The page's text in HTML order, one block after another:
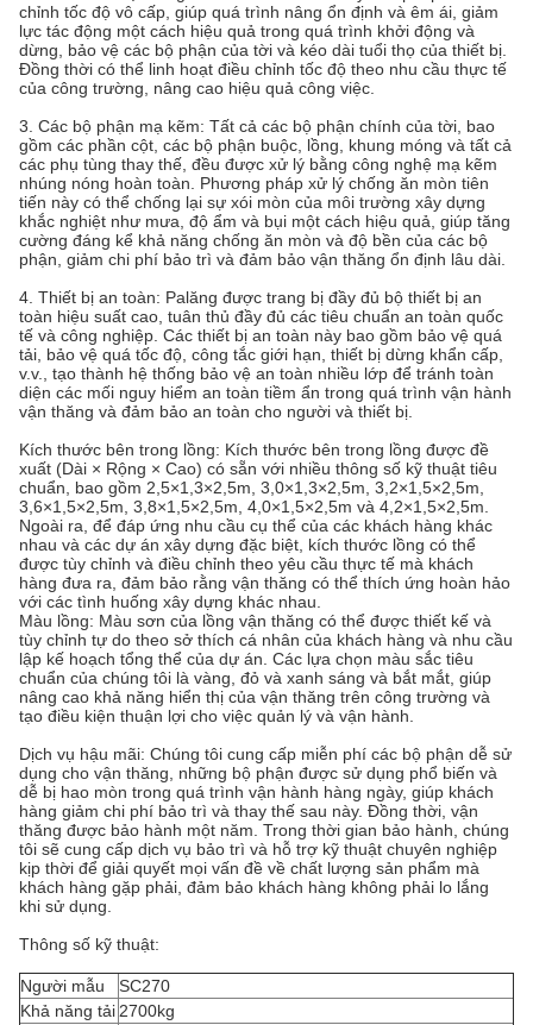
chỉnh tốc độ vô cấp, giúp quá trình nâng ổn định và êm ái, giảm
lực tác động một cách hiệu quả trong quá trình khởi động và
dừng, bảo vệ các bộ phận của tời và kéo dài tuổi thọ của thiết bị.
Đồng thời có thể linh hoạt điều chỉnh tốc độ theo nhu cầu thực tế
của công trường, nâng cao hiệu quả công việc.
3. Các bộ phận mạ kẽm: Tất cả các bộ phận chính của tời, bao
gồm các phần cột, các bộ phận buộc, lồng, khung móng và tất cả
các phụ tùng thay thế, đều được xử lý bằng công nghệ mạ kẽm
nhúng nóng hoàn toàn. Phương pháp xử lý chống ăn mòn tiên
tiến này có thể chống lại sự xói mòn của môi trường xây dựng
khắc nghiệt như mưa, độ ẩm và bụi một cách hiệu quả, giúp tăng
cường đáng kể khả năng chống ăn mòn và độ bền của các bộ
phận, giảm chi phí bảo trì và đảm bảo vận thăng ổn định lâu dài.
4. Thiết bị an toàn: Palăng được trang bị đầy đủ bộ thiết bị an
toàn hiệu suất cao, tuân thủ đầy đủ các tiêu chuẩn an toàn quốc
tế và công nghiệp. Các thiết bị an toàn này bao gồm bảo vệ quá
tải, bảo vệ quá tốc độ, công tắc giới hạn, thiết bị dừng khẩn cấp,
v.v., tạo thành hệ thống bảo vệ an toàn nhiều lớp để tránh toàn
diện các mối nguy hiểm an toàn tiềm ẩn trong quá trình vận hành
vận thăng và đảm bảo an toàn cho người và thiết bị.
Kích thước bên trong lồng: Kích thước bên trong lồng được đề
xuất (Dài × Rộng × Cao) có sẵn với nhiều thông số kỹ thuật tiêu
chuẩn, bao gồm 2,5×1,3×2,5m, 3,0×1,3×2,5m, 3,2×1,5×2,5m,
3,6×1,5×2,5m, 3,8×1,5×2,5m, 4,0×1,5×2,5m và 4,2×1,5×2,5m.
Ngoài ra, để đáp ứng nhu cầu cụ thể của các khách hàng khác
nhau và các dự án xây dựng đặc biệt, kích thước lồng có thể
được tùy chỉnh và điều chỉnh theo yêu cầu thực tế mà khách
hàng đưa ra, đảm bảo rằng vận thăng có thể thích ứng hoàn hảo
với các tình huống xây dựng khác nhau.
Màu lồng: Màu sơn của lồng vận thăng có thể được thiết kế và
tùy chỉnh tự do theo sở thích cá nhân của khách hàng và nhu cầu
lập kế hoạch tổng thể của dự án. Các lựa chọn màu sắc tiêu
chuẩn của chúng tôi là vàng, đỏ và xanh sáng và bắt mắt, giúp
nâng cao khả năng hiển thị của vận thăng trên công trường và
tạo điều kiện thuận lợi cho việc quản lý và vận hành.
Dịch vụ hậu mãi: Chúng tôi cung cấp miễn phí các bộ phận dễ sử
dụng cho vận thăng, những bộ phận được sử dụng phổ biến và
dễ bị hao mòn trong quá trình vận hành hàng ngày, giúp khách
hàng giảm chi phí bảo trì và thay thế sau này. Đồng thời, vận
thăng được bảo hành một năm. Trong thời gian bảo hành, chúng
tôi sẽ cung cấp dịch vụ bảo trì và hỗ trợ kỹ thuật chuyên nghiệp
kịp thời để giải quyết mọi vấn đề về chất lượng sản phẩm mà
khách hàng gặp phải, đảm bảo khách hàng không phải lo lắng
khi sử dụng.
Thông số kỹ thuật:
Người mẫu
SC270
Khả năng tải 2700kg